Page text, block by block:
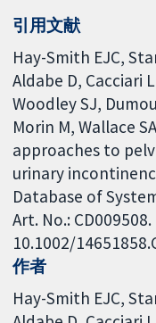
引用文献
Hay-Smith EJC,
Aldabe D, Cacciari
Woodley SJ,
Morin M, Wallace
approaches to
urinary
Database of
Art. No.: CD009508.
10.1002/
作者
Hay-Smith EJC